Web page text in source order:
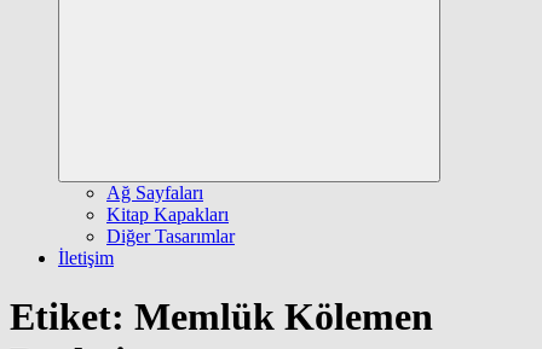
Ağ Sayfaları
Kitap Kapakları
Diğer Tasarımlar
İletişim
Etiket: Memlük Kölemen